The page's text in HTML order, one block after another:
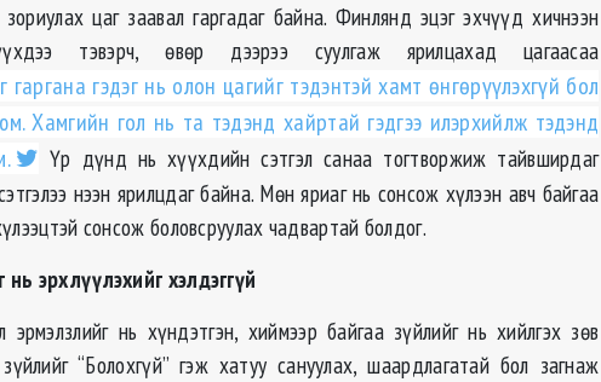
цаг заавал гаргадаг байна. Финлянд эцэг эхчүүд хичнээн
тэвэрч, өвөр дээрээ суулгаж ярилцахад цагаасаа
гаргана гэдэг нь олон цагийг тэдэнтэй хамт өнгөрүүлэхгүй бол
Хамгийн гол нь та тэдэнд хайртай гэдгээ илэрхийлж тэдэнд
Үр дүнд нь хүүхдийн сэтгэл санаа тогтворжиж тайвширдаг
нээн ярилцдаг байна. Мөн яриаг нь сонсож хүлээн авч байгаа
сонсож боловсруулах чадвартай болдог.
эрхлүүлэхийг хэлдэггүй
нь хүндэтгэн, хиймээр байгаа зүйлийг нь хийлгэх зөв
“Болохгүй” гэж хатуу сануулах, шаардлагатай бол загнаж